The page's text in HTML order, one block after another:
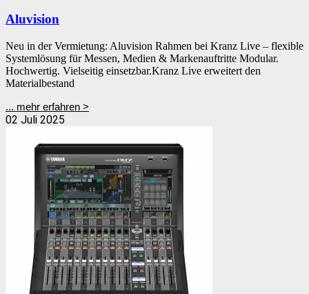
Aluvision
Neu in der Vermietung: Aluvision Rahmen bei Kranz Live – flexible
Systemlösung für Messen, Medien & Markenauftritte Modular.
Hochwertig. Vielseitig einsetzbar.Kranz Live erweitert den
Materialbestand
... mehr erfahren >
02 Juli 2025